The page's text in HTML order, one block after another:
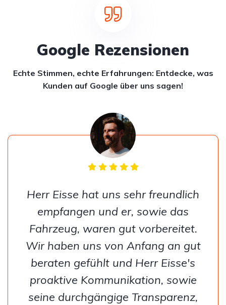
Google Rezensionen
Echte Stimmen, echte Erfahrungen: Entdecke, was
Kunden auf Google über uns sagen!
Herr Eisse hat uns sehr freundlich
empfangen und er, sowie das
Fahrzeug, waren gut vorbereitet.
Wir haben uns von Anfang an gut
beraten gefühlt und Herr Eisse's
proaktive Kommunikation, sowie
seine durchgängige Transparenz,